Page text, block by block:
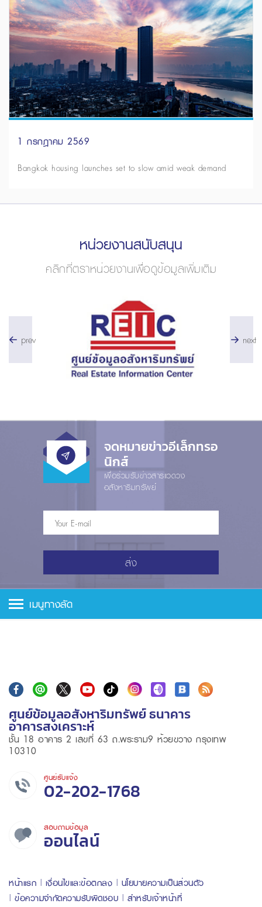
1 กรกฎาคม 2569
Bangkok housing launches set to slow amid weak demand
หน่วยงานสนับสนุน
คลิกที่ตราหน่วยงานเพื่อดูข้อมูลเพิ่มเติม
prev next
จดหมายข่าวอีเล็กทรอ
นิกส์
เพื่อร่วมรับข่าวสารแวดวง
อสังหาริมทรัพย์
ส่ง
เมนูทางลัด
ศูนย์ข้อมูลอสังหาริมทรัพย์ ธนาคาร
อาคารสงเคราะห์
ชั้น 18 อาคาร 2 เลขที่ 63 ถ.พระราม9 ห้วยขวาง กรุงเทพ
10310
ศูนย์รับแจ้ง
02-202-1768
สอบถามข้อมูล
ออนไลน์
หน้าแรก เงื่อนไขและข้อตกลง
นโยบายความเป็นส่วนตัว
ข้อความจำกัดความรับผิดชอบ
สำหรับเจ้าหน้าที่